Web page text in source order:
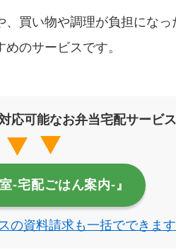
買い物や調理が負担になっ
のサービスです。
応可能なお弁当宅配サービ
‐宅配ごはん案内‐』
の資料請求も一括でできます